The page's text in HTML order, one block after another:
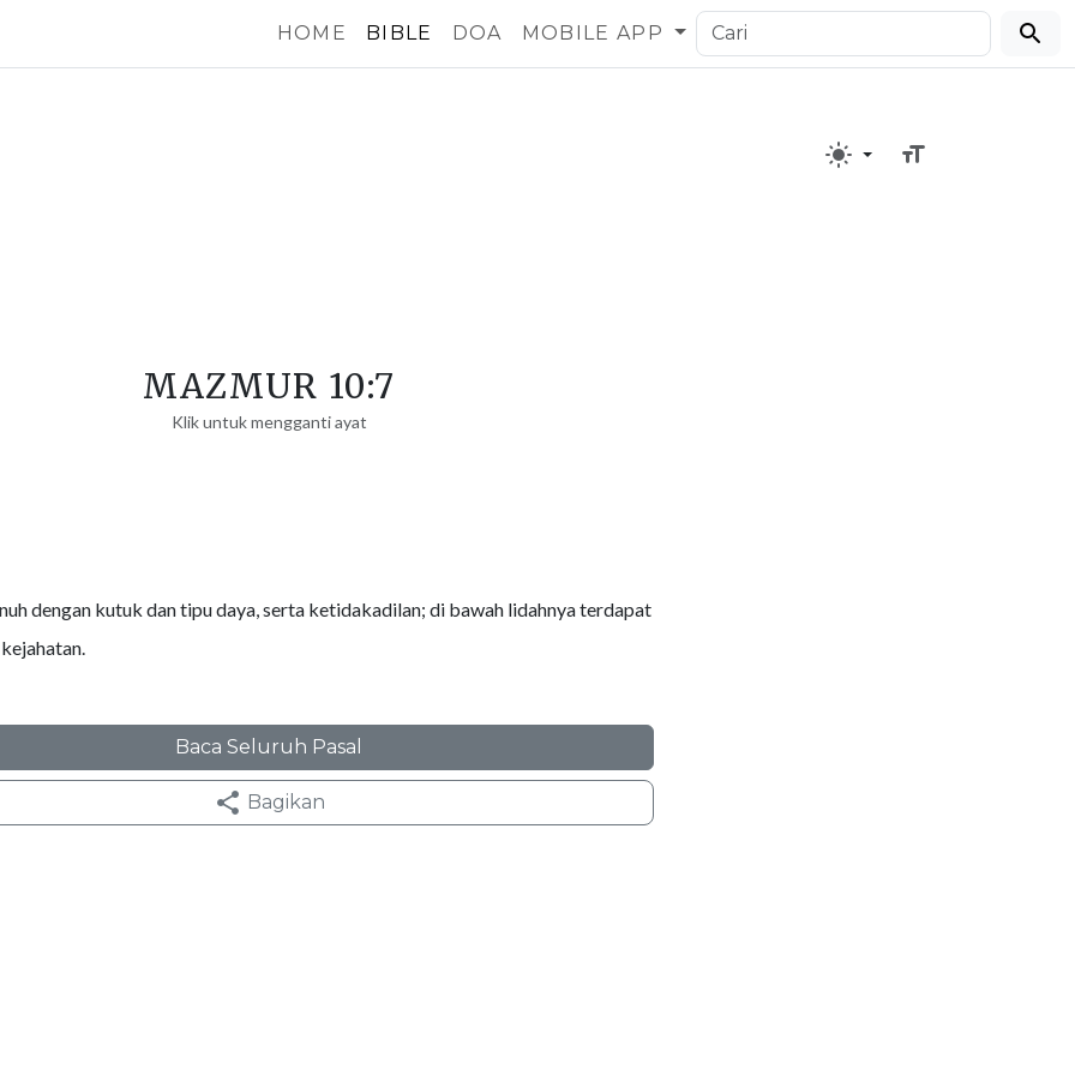
HOME BIBLE DOA MOBILE APP
MAZMUR 10:7
Klik untuk mengganti ayat
dengan kutuk dan tipu daya, serta ketidakadilan; di bawah lidahnya terdapat
Baca Seluruh Pasal
Bagikan